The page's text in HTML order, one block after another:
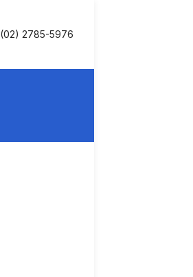
(02) 2785-5976